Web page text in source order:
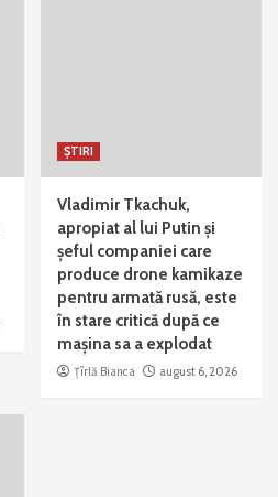
ȘTIRI
Vladimir Tkachuk,
apropiat al lui Putin și
șeful companiei care
produce drone kamikaze
pentru armată rusă, este
în stare critică după ce
mașina sa a explodat
Țîrlă Bianca august 6, 2026